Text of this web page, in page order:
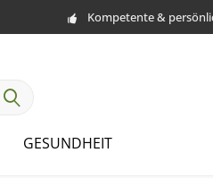
Kompetente &
GESUNDHEIT